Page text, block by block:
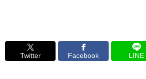
Twitter Facebook LINE